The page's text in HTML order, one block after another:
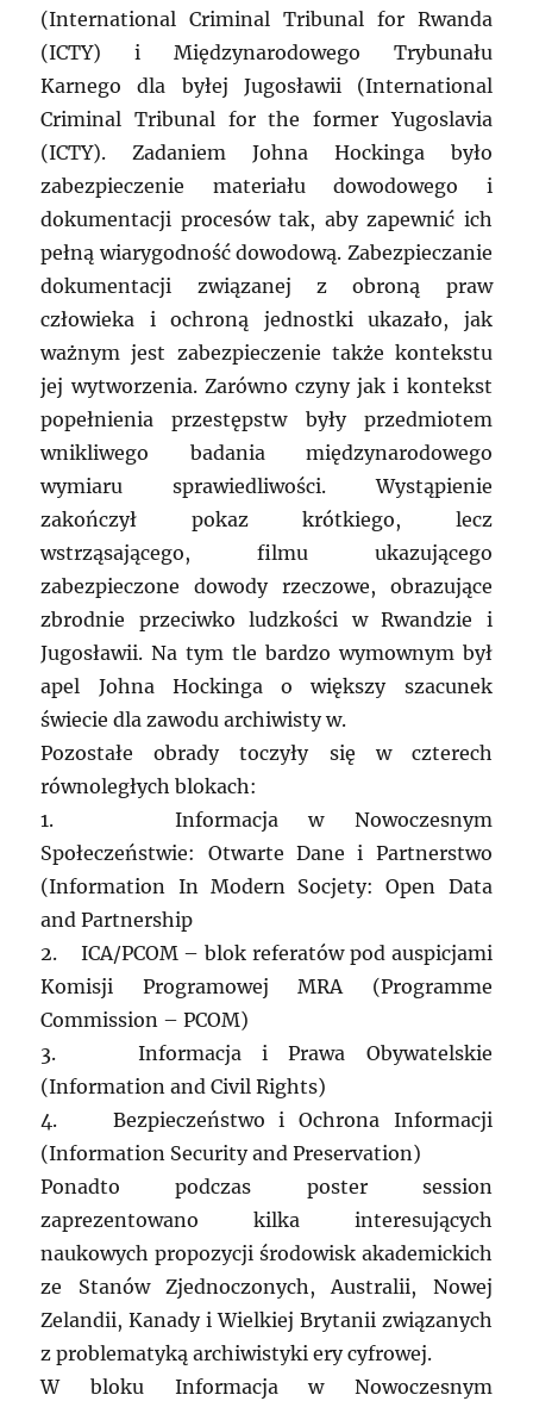
(International Criminal Tribunal for Rwanda
(ICTY) i Międzynarodowego Trybunału
Karnego dla byłej Jugosławii (International
Criminal Tribunal for the former Yugoslavia
(ICTY). Zadaniem Johna Hockinga było
zabezpieczenie materiału dowodowego i
dokumentacji procesów tak, aby zapewnić ich
pełną wiarygodność dowodową. Zabezpieczanie
dokumentacji związanej z obroną praw
człowieka i ochroną jednostki ukazało, jak
ważnym jest zabezpieczenie także kontekstu
jej wytworzenia. Zarówno czyny jak i kontekst
popełnienia przestępstw były przedmiotem
wnikliwego badania międzynarodowego
wymiaru sprawiedliwości. Wystąpienie
zakończył pokaz krótkiego, lecz
wstrząsającego, filmu ukazującego
zabezpieczone dowody rzeczowe, obrazujące
zbrodnie przeciwko ludzkości w Rwandzie i
Jugosławii. Na tym tle bardzo wymownym był
apel Johna Hockinga o większy szacunek
świecie dla zawodu archiwisty w.
Pozostałe obrady toczyły się w czterech
równoległych blokach:
1. Informacja w Nowoczesnym
Społeczeństwie: Otwarte Dane i Partnerstwo
(Information In Modern Socjety: Open Data
and Partnership
2. ICA/PCOM – blok referatów pod auspicjami
Komisji Programowej MRA (Programme
Commission – PCOM)
3. Informacja i Prawa Obywatelskie
(Information and Civil Rights)
4. Bezpieczeństwo i Ochrona Informacji
(Information Security and Preservation)
Ponadto podczas poster session
zaprezentowano kilka interesujących
naukowych propozycji środowisk akademickich
ze Stanów Zjednoczonych, Australii, Nowej
Zelandii, Kanady i Wielkiej Brytanii związanych
z problematyką archiwistyki ery cyfrowej.
W bloku Informacja w Nowoczesnym